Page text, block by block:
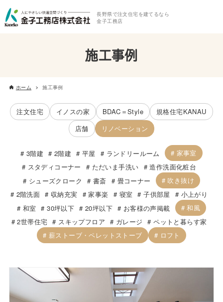
長野県で注文住宅を建てるなら
金子工務店
施工事例
ホーム 施工事例
注文住宅 イノスの家 BDAC＝Style
規格住宅KANAU
店舗
リノベーション
3階建 2階建 平屋 ランドリールーム
家事室
スタディコーナー
ただいま手洗い
造作洗面化粧台
シューズクローク
書斎 畳コーナー
吹き抜け
2階洗面
収納充実 家事楽 寝室 子供部屋
小上がり
和室
30坪以下 20坪以下 お客様の声掲載
和風
2世帯住宅
スキップフロア ガレージ
ペットと暮らす家
薪ストーブ・ペレットストーブ
ロフト